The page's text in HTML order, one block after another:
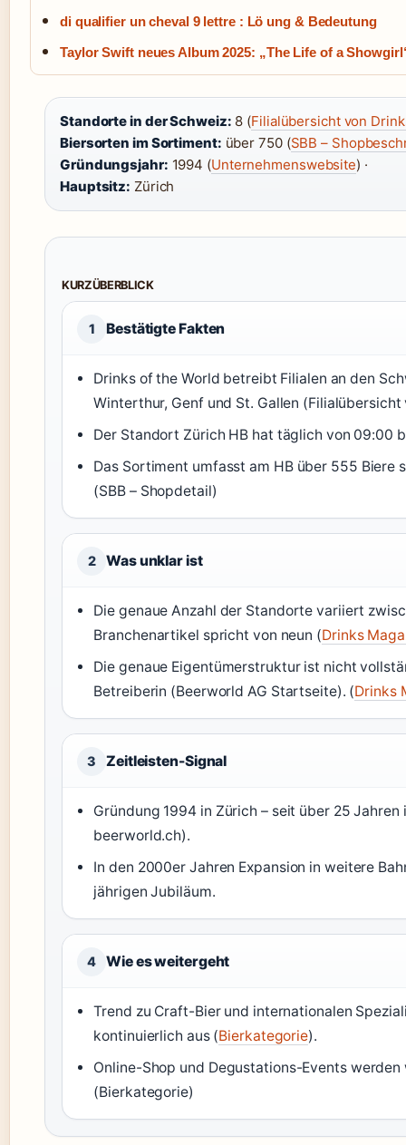
di qualifier un cheval 9 lettre : Lö ung & Bedeutung
Taylor Swift neues Album 2025: „The Life of a
Standorte in der Schweiz: 8 (Filialübersicht von
Biersorten im Sortiment: über 750 (SBB –
Gründungsjahr: 1994 (Unternehmenswebsite) ·
Hauptsitz: Zürich
KURZÜBERBLICK
1 Bestätigte Fakten
Drinks of the World betreibt Filialen an den
Winterthur, Genf und St. Gallen
Der Standort Zürich HB hat täglich von 09:00
Das Sortiment umfasst am HB über 555 Biere
(SBB – Shopdetail)
2 Was unklar ist
Die genaue Anzahl der Standorte variiert
Branchenartikel spricht von neun (Drinks
Die genaue Eigentümerstruktur ist nicht
Betreiberin (Beerworld AG Startseite). (Drinks
3 Zeitleisten-Signal
Gründung 1994 in Zürich – seit über 25
beerworld.ch).
In den 2000er Jahren Expansion in weitere
jährigen Jubiläum.
4 Wie es weitergeht
Trend zu Craft-Bier und internationalen
kontinuierlich aus (Bierkategorie).
Online-Shop und Degustations-Events
(Bierkategorie)